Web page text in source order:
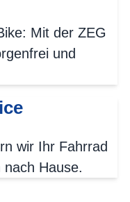
Mit der ZEG
und
wir Ihr Fahrrad
Hause.